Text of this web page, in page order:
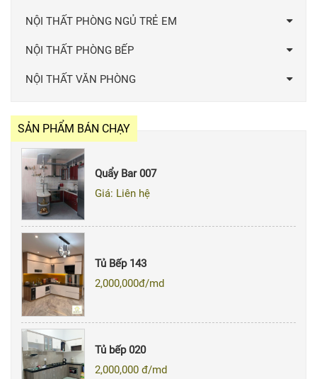
NỘI THẤT PHÒNG NGỦ TRẺ EM
NỘI THẤT PHÒNG BẾP
NỘI THẤT VĂN PHÒNG
SẢN PHẨM BÁN CHẠY
Quẩy Bar 007
Giá: Liên hệ
Tủ Bếp 143
2,000,000đ/md
Tủ bếp 020
2,000,000đ/md